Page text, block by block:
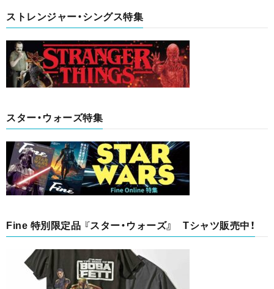
ストレンジャー・シングス特集
スター・ウォーズ特集
Fine 特別限定品 『スター・ウォーズ』 Tシャツ販売中！